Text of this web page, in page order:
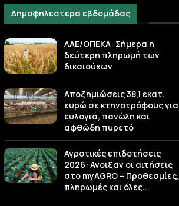
Δημοφηλεστερα εβδομάδας
ΛΑΕ/ΟΠΕΚΑ: Σήμερα η
δεύτερη πληρωμή των
δικαιούχων
Αποζημιώσεις 38,1 εκατ.
ευρώ σε κτηνοτρόφους για
ευλογιά, πανώλη και
αφθώδη πυρετό
Αγροτικές επιδοτήσεις
2026: Ανοιξαν οι αιτήσεις
στο myAGRO – Προθεσμίες,
πληρωμές και όλες...